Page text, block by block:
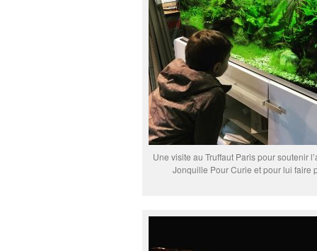
Une visite au Truffaut Paris pour soutenir
Jonquille Pour Curie et pour lui faire